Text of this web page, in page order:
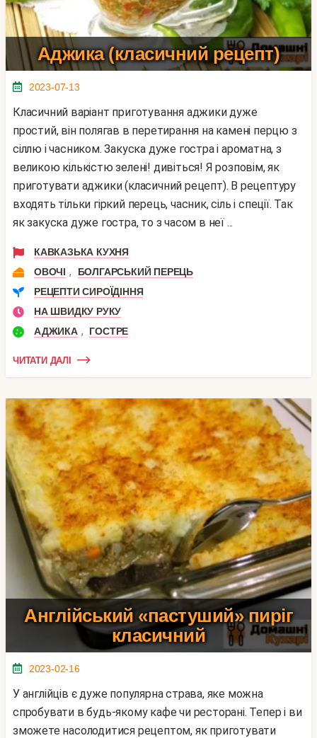
Аджика (класичний рецепт)
2023-07-13
Класичний варіант приготування аджики дуже
простий, він полягав в перетирання на камені перцю з
сіллю і часником. Закуска дуже гостра і ароматна, з
великою кількістю зелені! дивіться! Я розповім, як
приготувати аджики (класичний рецепт). В рецептуру
входять тільки гіркий перець, часник, сіль і спеції. Так
як закуска дуже гостра, то з часом в неї ...
КАВКАЗЬКА КУХНЯ
ОВОЧІ ,
БОЛГАРСЬКИЙ ПЕРЕЦЬ
РЕЦЕПТИ СИРОЇДІННЯ
НА ШВИДКУ РУКУ
АДЖИКА , ГОСТРЕ
ЧИТАТИ ДАЛІ
Англійський «пастуший» пиріг
класичний
2023-02-16
У англійців є дуже популярна страва, яке можна
спробувати в будь-якому кафе чи ресторані. Тепер і ви
зможете насолодитися рецептом, як приготувати